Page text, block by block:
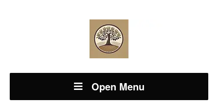
Open Menu